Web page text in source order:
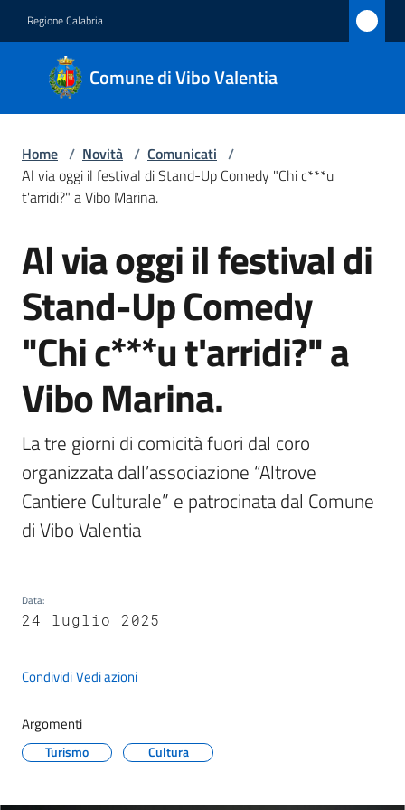
Regione Calabria
Comune di Vibo Valentia
Comune
di Vibo
Valentia
Amministrazione
Novità
Menu selezionato
Servizi
Vivere
Vibo
Valentia
A
l
b
r
e
o
i
o
Home / Novità / Comunicati /
Al via oggi il festival di Stand-Up Comedy "Chi c***u
t'arridi?" a Vibo Marina.
Salta al contenuto
Al via oggi il festival di
Stand-Up Comedy
"Chi c***u t'arridi?" a
Vibo Marina.
La tre giorni di comicità fuori dal coro
organizzata dall’associazione “Altrove
Cantiere Culturale” e patrocinata dal Comune
di Vibo Valentia
Data:
24 luglio 2025
CondividiVedi azioni
Argomenti
Turismo Cultura